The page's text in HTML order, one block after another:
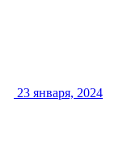
23 января, 2024